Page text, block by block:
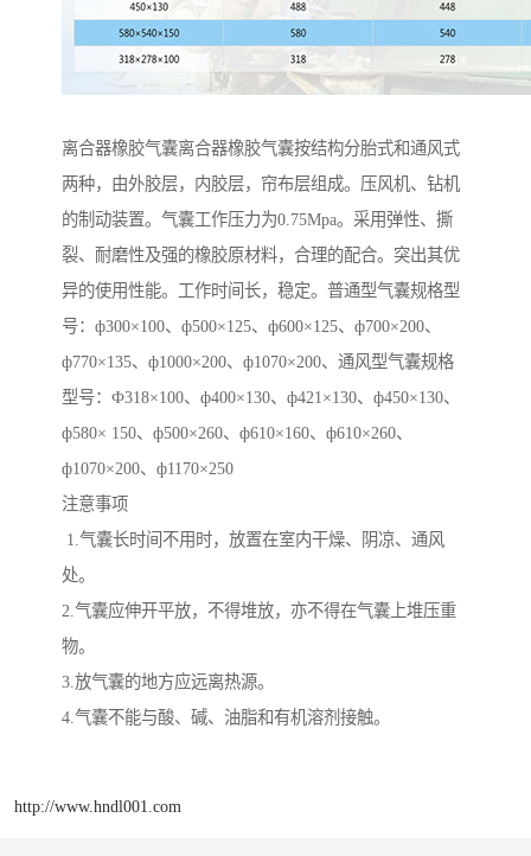
离合器橡胶气囊离合器橡胶气囊按结构分胎式和通风式
两种，由外胶层，内胶层，帘布层组成。压风机、钻机
的制动装置。气囊工作压力为0.75Mpa。采用弹性、撕
裂、耐磨性及强的橡胶原材料，合理的配合。突出其优
异的使用性能。工作时间长，稳定。普通型气囊规格型
号：ф300×100、ф500×125、ф600×125、ф700×200、
ф770×135、ф1000×200、ф1070×200、通风型气囊规格
型号：Ф318×100、ф400×130、ф421×130、ф450×130、
ф580× 150、ф500×260、ф610×160、ф610×260、
ф1070×200、ф1170×250
注意事项
1.气囊长时间不用时，放置在室内干燥、阴凉、通风
处。
2.气囊应伸开平放，不得堆放，亦不得在气囊上堆压重
物。
3.放气囊的地方应远离热源。
4.气囊不能与酸、碱、油脂和有机溶剂接触。
http://www.hndl001.com